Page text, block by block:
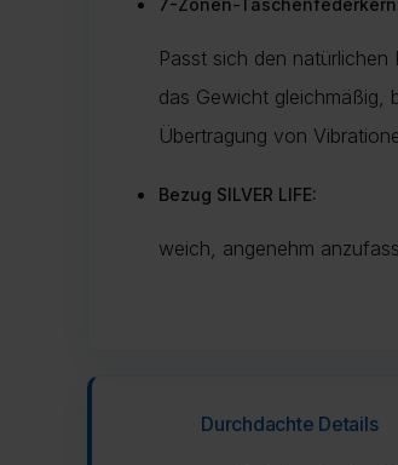
Passt sich den natürlichen
das Gewicht gleichmäßig,
Übertragung von
Bezug SILVER LIFE:
weich, angenehm
Durchdachte Details